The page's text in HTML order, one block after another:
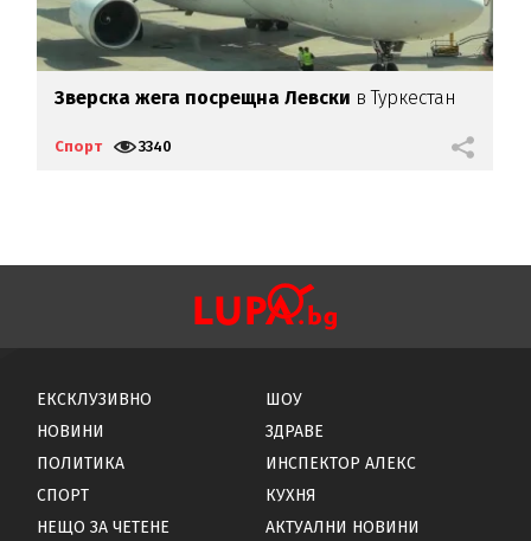
Зверска жега посрещна Левски в Туркестан
Спорт 3340
ЕКСКЛУЗИВНО
НОВИНИ
ПОЛИТИКА
СПОРТ
НЕЩО ЗА ЧЕТЕНЕ
ШОУ
ЗДРАВЕ
ИНСПЕКТОР АЛЕКС
КУХНЯ
АКТУАЛНИ НОВИНИ